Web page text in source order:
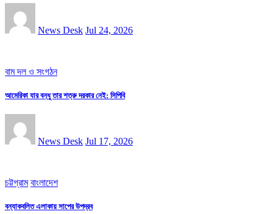
News Desk Jul 24, 2026
বাম দল ও সংগঠন
আমেরিকা যার বন্ধু তার শত্রু দরকার নেই: সিপিবি
News Desk Jul 17, 2026
চট্টগ্রাম বাংলাদেশ
বন্যাকবলিত এলাকায় সাপের উপদ্রব